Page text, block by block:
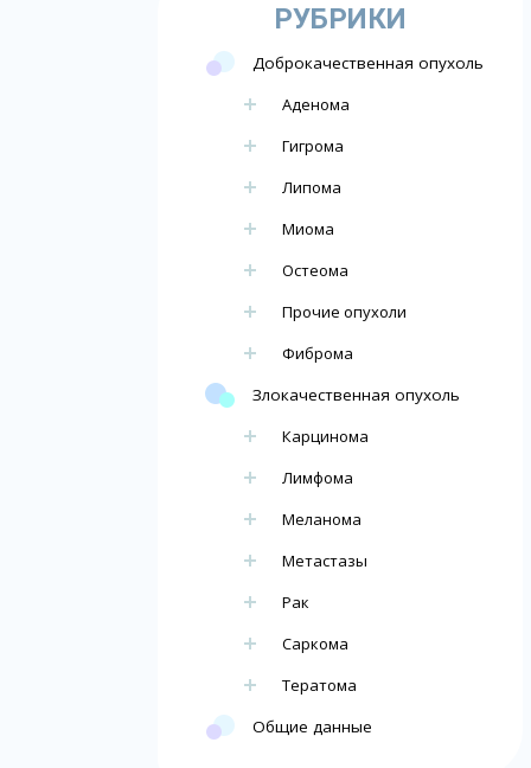
РУБРИКИ
Доброкачественная опухоль
Аденома
Гигрома
Липома
Миома
Остеома
Прочие опухоли
Фиброма
Злокачественная опухоль
Карцинома
Лимфома
Меланома
Метастазы
Рак
Саркома
Тератома
Общие данные